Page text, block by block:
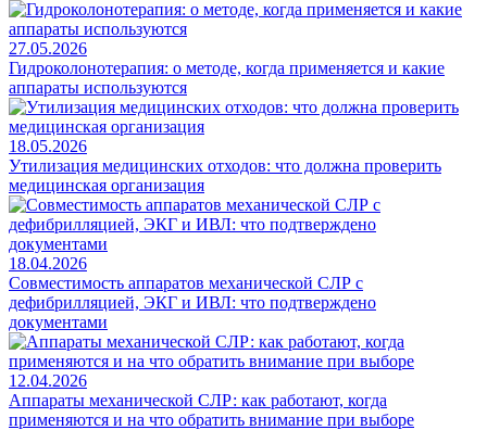
27.05.2026
Гидроколонотерапия: о методе, когда применяется и какие
аппараты используются
18.05.2026
Утилизация медицинских отходов: что должна проверить
медицинская организация
18.04.2026
Совместимость аппаратов механической СЛР с
дефибрилляцией, ЭКГ и ИВЛ: что подтверждено
документами
12.04.2026
Аппараты механической СЛР: как работают, когда
применяются и на что обратить внимание при выборе